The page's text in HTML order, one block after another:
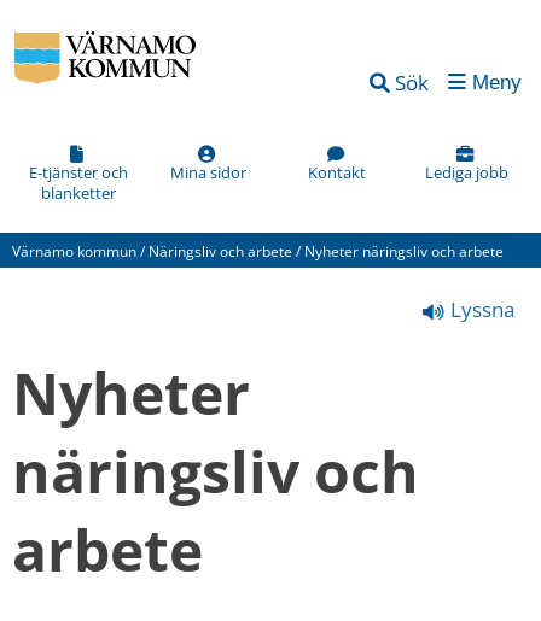
Sök Meny
E-tjänster och
blanketter
Mina sidor Kontakt Lediga jobb
Värnamo kommun/ Näringsliv och arbete / Nyheter näringsliv och arbete
Lyssna
Nyheter
näringsliv och
arbete
Vad
kan
förbättra
den
här
(obligatorisk)
kan